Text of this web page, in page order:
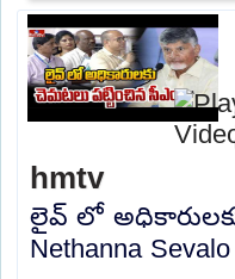
hmtv
లైవ్ లో
Nethanna